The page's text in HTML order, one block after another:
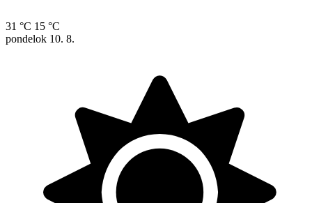
31 °C 15 °C
pondelok 10. 8.